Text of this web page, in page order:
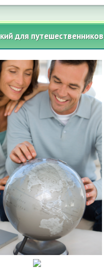
для путешественников